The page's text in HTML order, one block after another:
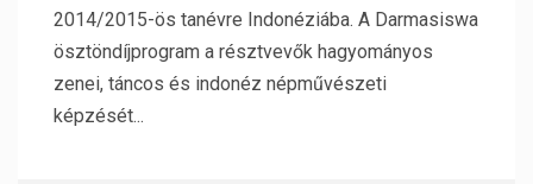
2014/2015-ös tanévre Indonéziába. A Darmasiswa
ösztöndíjprogram a résztvevők hagyományos
zenei, táncos és indonéz népművészeti
képzését...